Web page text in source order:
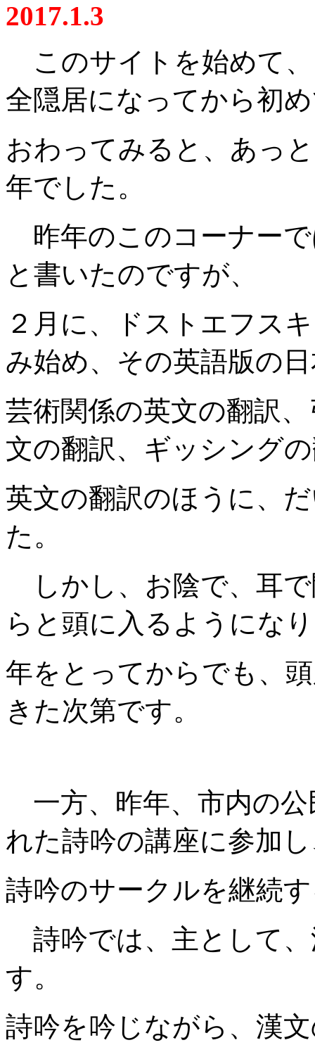
2017.1.3
このサイトを始めて
全隠居になってから初
おわってみると、あっ
年でした。
昨年のこのコーナー
と書いたのですが、
２月に、ドストエフス
み始め、その英語版の
芸術関係の英文の翻訳
文の翻訳、ギッシング
英文の翻訳のほうに、
た。
しかし、お陰で、耳
らと頭に入るようにな
年をとってからでも、
きた次第です。
一方、昨年、市内の公
れた詩吟の講座に参加
詩吟のサークルを継続
詩吟では、主として
す。
詩吟を吟じながら、漢